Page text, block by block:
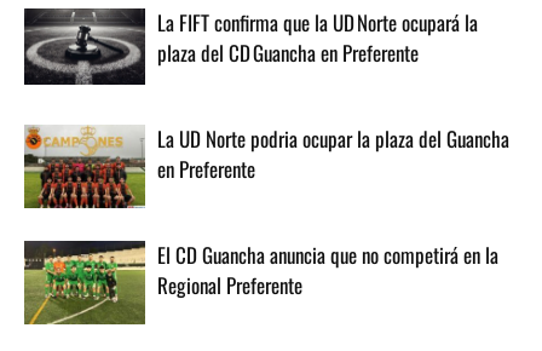
La FIFT confirma que la UD Norte ocupará la
plaza del CD Guancha en Preferente
La UD Norte podria ocupar la plaza del Guancha
en Preferente
El CD Guancha anuncia que no competirá en la
Regional Preferente